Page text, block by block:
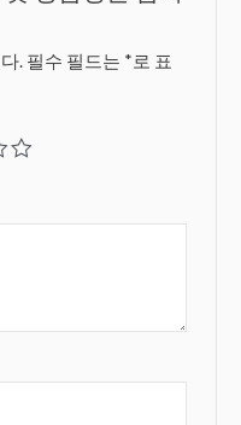
. 필수 필드는 *로 표